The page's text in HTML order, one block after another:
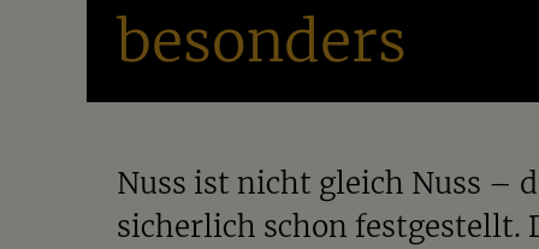
besonders
Nuss ist nicht gleich Nuss –
sicherlich schon festgestellt.